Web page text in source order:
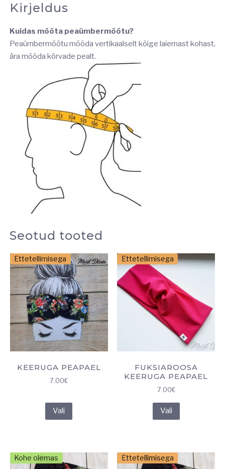
Kirjeldus
Kuidas mõõta peaümbermõõtu?
Peaümbermõõtu mõõda vertikaalselt kõige laiemast kohast,
ära mõõda kõrvade pealt.
Seotud tooted
Ettetellimisega
KEERUGA PEAPAEL
7.00€
Vali
varianti.
Valikuid
Ettetellimisega
FUKSIAROOSA
KEERUGA PEAPAEL
7.00€
Vali
varianti.
Valikuid
Kohe olemas Ettetellimisega